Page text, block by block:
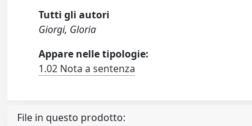
Tutti gli autori
Giorgi, Gloria
Appare nelle tipologie:
1.02 Nota a sentenza
File in questo prodotto: